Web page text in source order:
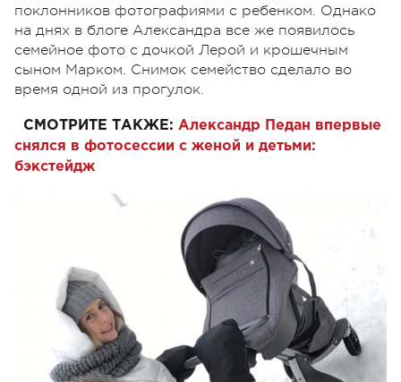
поклонников фотографиями с ребенком. Однако
на днях в блоге Александра все же появилось
семейное фото с дочкой Лерой и крошечным
сыном Марком. Снимок семейство сделало во
время одной из прогулок.
СМОТРИТЕ ТАКЖЕ: Александр Педан впервые
снялся в фотосессии с женой и детьми:
бэкстейдж